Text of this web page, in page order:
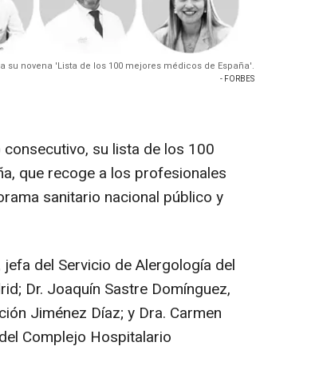
su novena 'Lista de los 100 mejores médicos de España'.
- FORBES
su lista de los 100
que recoge a los profesionales
sanitario nacional público y
del Servicio de Alergología del
Dr. Joaquín Sastre Domínguez,
Jiménez Díaz; y Dra. Carmen
Complejo Hospitalario